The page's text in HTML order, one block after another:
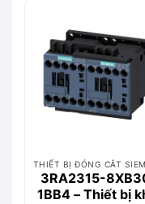
THIẾT BỊ ĐÓNG CẮT
3RA2315-
1BB4 – Thiết bị